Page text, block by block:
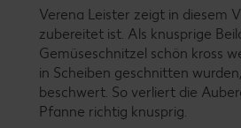
Verena Leister zeigt in diesem
zubereitet ist. Als knusprige
Gemüseschnitzel schön kross
in Scheiben geschnitten
beschwert. So verliert die
Pfanne richtig knusprig.